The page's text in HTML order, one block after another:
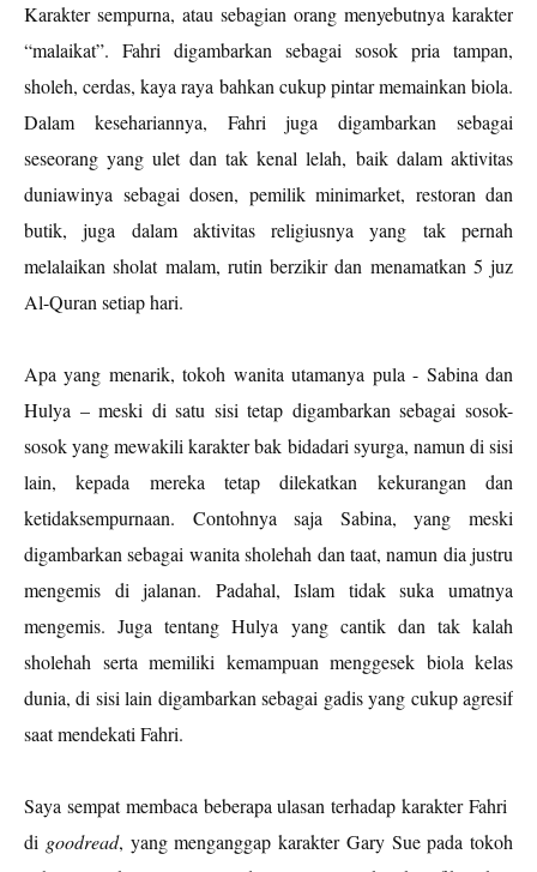
Karakter sempurna, atau sebagian orang menyebutnya karakter
“malaikat”. Fahri digambarkan sebagai sosok pria tampan,
sholeh, cerdas, kaya raya bahkan cukup pintar memainkan biola.
Dalam kesehariannya, Fahri juga digambarkan sebagai
seseorang yang ulet dan tak kenal lelah, baik dalam aktivitas
duniawinya sebagai dosen, pemilik minimarket, restoran dan
butik, juga dalam aktivitas religiusnya yang tak pernah
melalaikan sholat malam, rutin berzikir dan menamatkan 5 juz
Al-Quran setiap hari.
Apa yang menarik, tokoh wanita utamanya pula - Sabina dan
Hulya – meski di satu sisi tetap digambarkan sebagai sosok-
sosok yang mewakili karakter bak bidadari syurga, namun di sisi
lain, kepada mereka tetap dilekatkan kekurangan dan
ketidaksempurnaan. Contohnya saja Sabina, yang meski
digambarkan sebagai wanita sholehah dan taat, namun dia justru
mengemis di jalanan. Padahal, Islam tidak suka umatnya
mengemis. Juga tentang Hulya yang cantik dan tak kalah
sholehah serta memiliki kemampuan menggesek biola kelas
dunia, di sisi lain digambarkan sebagai gadis yang cukup agresif
saat mendekati Fahri.
Saya sempat membaca beberapa ulasan terhadap karakter Fahri
di goodread, yang menganggap karakter Gary Sue pada tokoh